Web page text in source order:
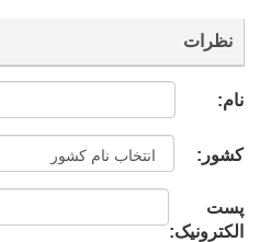
نظرات
نام:
کشور:
پست
الکترونیک: